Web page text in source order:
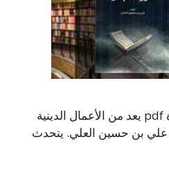
كتاب علمتني سورة البقرة pdf يعد من الأعمال الدينية
علي بن حسين العلي. يتحدث